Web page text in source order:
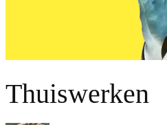
Thuiswerken